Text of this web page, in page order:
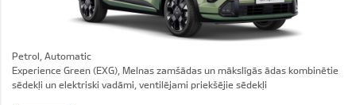
Petrol, Automatic
Experience Green (EXG), Melnas zamšādas un mākslīgās ādas kombinētie
sēdekļi un elektriski vadāmi, ventilējami priekšējie sēdekļi